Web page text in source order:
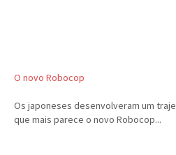
O novo Robocop
Os japoneses desenvolveram um traje
que mais parece o novo Robocop...